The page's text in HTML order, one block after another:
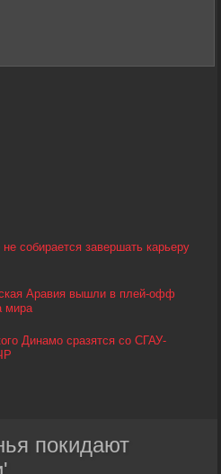
собирается завершать карьеру
Аравия вышли в плей-офф
мира
Динамо сразятся со СГАУ-
покидают